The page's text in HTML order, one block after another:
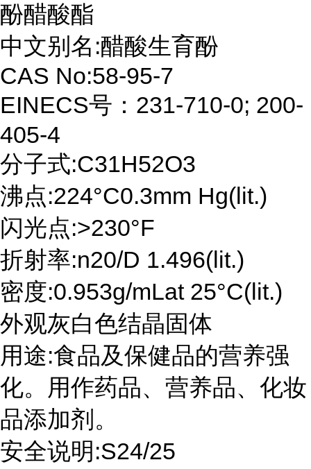
酚醋酸酯
中文别名:醋酸生育酚
CAS No:58-95-7
EINECS号：231-710-0; 200-
405-4
分子式:C31H52O3
沸点:224°C0.3mm Hg(lit.)
闪光点:>230°F
折射率:n20/D 1.496(lit.)
密度:0.953g/mLat 25°C(lit.)
外观灰白色结晶固体
用途:食品及保健品的营养强
化。用作药品、营养品、化妆
品添加剂。
安全说明:S24/25